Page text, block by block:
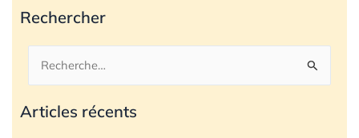
Rechercher
Rechercher :
Articles récents